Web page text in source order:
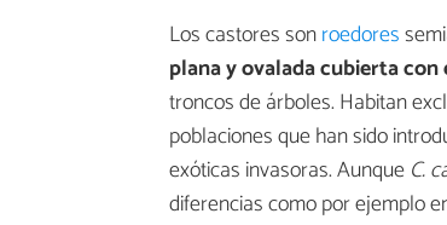
Los castores sonroedores
plana y ovalada cubierta con
troncos de árboles. Habitan
poblaciones que han sido
exóticas invasoras. Aunque C.
diferencias como por ejemplo